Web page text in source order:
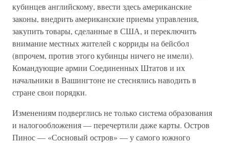
кубинцев английскому, ввести здесь американские
законы, внедрить американские приемы управления,
закупить товары, сделанные в США, и переключить
внимание местных жителей с корриды на бейсбол
(впрочем, против этого кубинцы ничего не имели).
Командующие армии Соединенных Штатов и их
начальники в Вашингтоне не стеснялись наводить в
стране свои порядки.
Изменениям подверглись не только система образования
и налогообложения — перечертили даже карты. Остров
Пинос — «Сосновый остров» — у самого южного